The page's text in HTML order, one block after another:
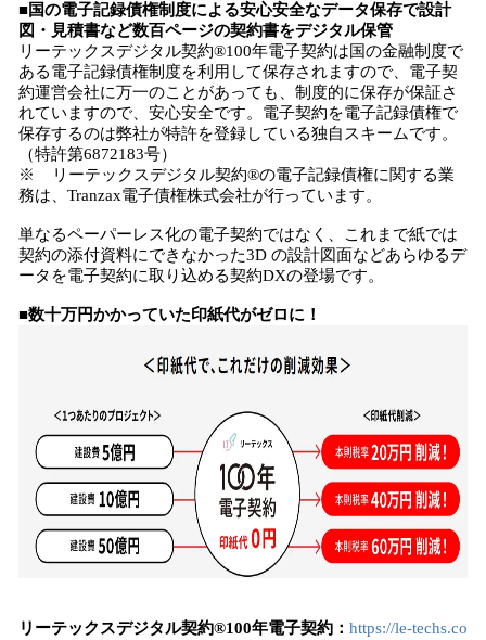
■国の電子記録債権制度による安心安全なデータ保存で設計
図・見積書など数百ページの契約書をデジタル保管
リーテックスデジタル契約®100年電子契約は国の金融制度で
ある電子記録債権制度を利用して保存されますので、電子契
約運営会社に万一のことがあっても、制度的に保存が保証さ
れていますので、安心安全です。電子契約を電子記録債権で
保存するのは弊社が特許を登録している独自スキームです。
（特許第6872183号）
※ リーテックスデジタル契約®の電子記録債権に関する業
務は、Tranzax電子債権株式会社が行っています。
単なるペーパーレス化の電子契約ではなく、これまで紙では
契約の添付資料にできなかった3D の設計図面などあらゆるデ
ータを電子契約に取り込める契約DXの登場です。
■数十万円かかっていた印紙代がゼロに！
リーテックスデジタル契約®100年電子契約： https://le-techs.co